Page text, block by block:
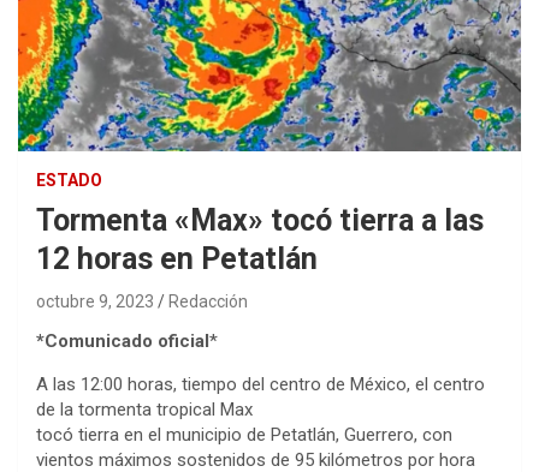
ESTADO
Tormenta «Max» tocó tierra a las
12 horas en Petatlán
octubre 9, 2023 Redacción
*Comunicado oficial*
A las 12:00 horas, tiempo del centro de México, el centro
de la tormenta tropical Max
tocó tierra en el municipio de Petatlán, Guerrero, con
vientos máximos sostenidos de 95 kilómetros por hora